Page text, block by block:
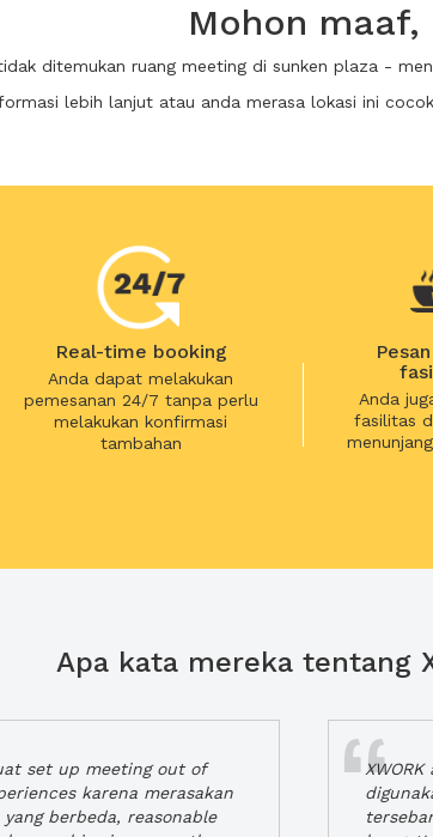
Mohon maaf,
ditemukan ruang meeting di sunken plaza -
lebih lanjut atau anda merasa lokasi ini
Real-time booking
Anda dapat melakukan
pemesanan 24/7 tanpa perlu
melakukan konfirmasi
tambahan
Anda
fasilitas
Apa kata mereka tentang
set up meeting out of
karena merasakan
berbeda, reasonable